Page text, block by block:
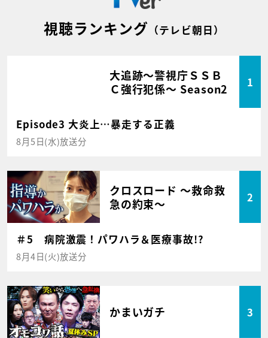
視聴ランキング （テレビ朝日）
大追跡～警視庁ＳＳＢ
Ｃ強行犯係～ Season2
1
Episode3 大炎上…暴走する正義
8月5日(水)放送分
クロスロード ～救命救
急の約束～
2
＃5 病院激震！パワハラ＆医療事故!?
8月4日(火)放送分
かまいガチ 3